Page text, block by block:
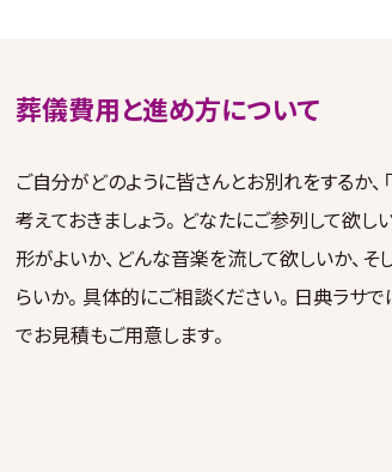
葬儀費用と進め方について
ご自分がどのように皆さんとお別れをするか、
考えておきましょう。どなたにご参列して欲し
形がよいか、どんな音楽を流して欲しいか、そ
らいか。具体的にご相談ください。日典ラサ
でお見積もご用意します。